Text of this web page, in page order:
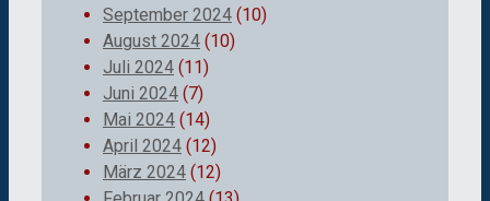
September 2024 (10)
August 2024 (10)
Juli 2024 (11)
Juni 2024 (7)
Mai 2024 (14)
April 2024 (12)
März 2024 (12)